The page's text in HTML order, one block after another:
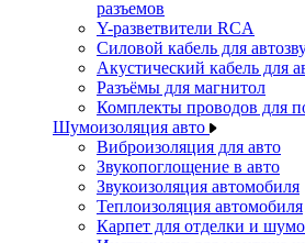
разъемов
Y-разветвители RCA
Силовой кабель для
Акустический кабель для
Разъёмы для магнитол
Комплекты проводов для
Шумоизоляция авто
Виброизоляция для авто
Звукопоглощение в авто
Звукоизоляция автомобиля
Теплоизоляция автомобиля
Карпет для отделки и